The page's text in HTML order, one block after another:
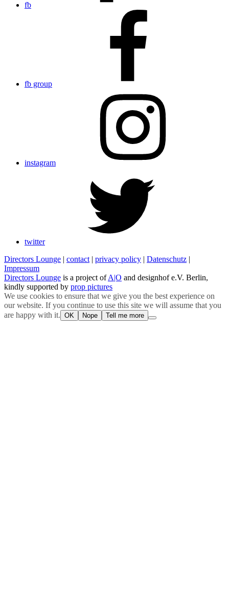
fb
fb group
instagram
twitter
Directors Lounge | contact | privacy policy | Datenschutz |
Impressum
Directors Lounge is a project ofA|O and designhof e.V. Berlin,
kindly supported by prop pictures
We use cookies to ensure that we give you the best experience on
our website. If you continue to use this site we will assume that you
are happy with it. OK Nope Tell me more